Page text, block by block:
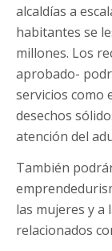
alcaldías a
habitantes se
millones. Los
aprobado-
servicios como
desechos
atención del
También
las mujeres y a
relacionados